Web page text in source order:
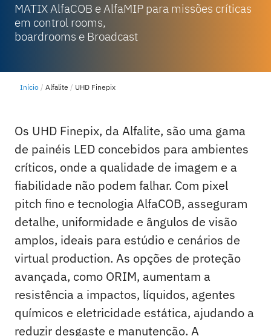
MATIX AlfaCOB e AlfaMIP para missões críticas
em control rooms,
boardrooms e Broadcast
Início Alfalite UHD Finepix
Os UHD Finepix, da Alfalite, são uma gama
de painéis LED concebidos para ambientes
críticos, onde a qualidade de imagem e a
fiabilidade não podem falhar. Com pixel
pitch fino e tecnologia AlfaCOB, asseguram
detalhe, uniformidade e ângulos de visão
amplos, ideais para estúdio e cenários de
virtual production. As opções de proteção
avançada, como ORIM, aumentam a
resistência a impactos, líquidos, agentes
químicos e eletricidade estática, ajudando a
reduzir desgaste e manutenção. A